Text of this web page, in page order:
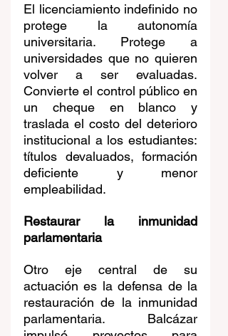
El licenciamiento indefinido no
protege la autonomía
universitaria. Protege a
universidades que no quieren
volver a ser evaluadas.
Convierte el control público en
un cheque en blanco y
traslada el costo del deterioro
institucional a los estudiantes:
títulos devaluados, formación
deficiente y menor
empleabilidad.
Restaurar la inmunidad
parlamentaria
Otro eje central de su
actuación es la defensa de la
restauración de la inmunidad
parlamentaria. Balcázar